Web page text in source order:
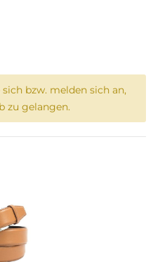
sich bzw. melden sich an,
zu gelangen.